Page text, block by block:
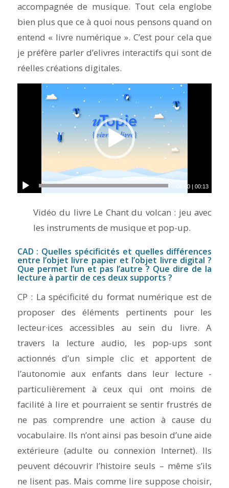
accompagnée de musique. Tout cela englobe
bien plus que ce à quoi nous pensons quand on
entend « livre numérique ». C’est pour cela que
je préfère parler d’elivres interactifs qui sont de
réelles créations digitales.
00:00 |00:13
Vidéo du livre Le Chant du volcan : jeu avec
les instruments de musique et pop-up.
CAD : Quelles spécificités et quelles différences
entre l’objet livre papier et l’objet livre digital ?
Que permet l’un et pas l’autre ? Que dire de la
lecture à partir de ces deux supports ?
CP : La spécificité du format numérique est de
proposer des éléments pertinents pour les
lecteur·ices accessibles au sein du livre. A
travers la lecture audio, les pop-ups sont
actionnés d’un simple clic et apportent de
l’autonomie aux enfants dans leur lecture -
particulièrement à ceux qui ont moins de
facilité à lire et pourraient se sentir frustrés de
ne pas comprendre une action à cause du
vocabulaire. Ils n’ont ainsi pas besoin d’une aide
extérieure (adulte ou connexion Internet). Ils
peuvent découvrir l’histoire seuls – même s’ils
ne lisent pas. Mais comme lire suppose choisir,